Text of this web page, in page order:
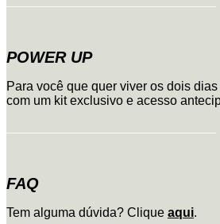
POWER UP
Para você que quer viver os dois
com um kit exclusivo e acesso
FAQ
Tem alguma dúvida? Clique aqui.